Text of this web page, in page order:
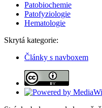
Patobiochemie
Patofyziologie
Hematologie
Skrytá kategorie:
Články s navboxem